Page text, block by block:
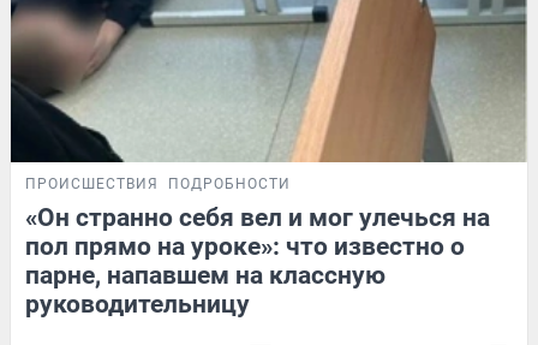
ПРОИСШЕСТВИЯ ПОДРОБНОСТИ
«Он странно себя вел и мог улечься на
пол прямо на уроке»: что известно о
парне, напавшем на классную
руководительницу